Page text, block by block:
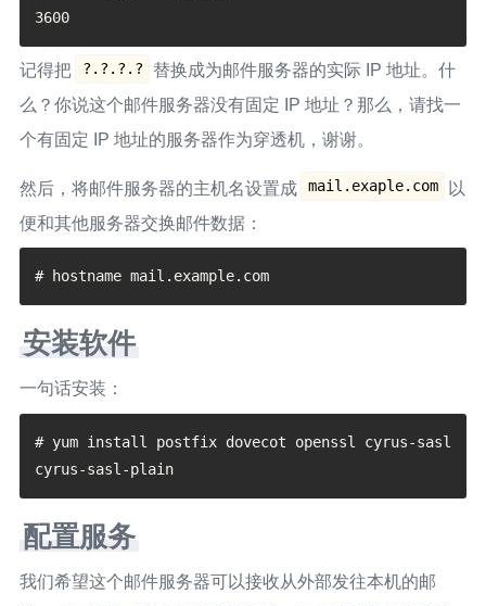
3600
记得把 ?.?.?.?
替换成为邮件服务器的实际 IP 地址。什
么？你说这个邮件服务器没有固定 IP 地址？那么，请找一
个有固定 IP 地址的服务器作为穿透机，谢谢。
然后，将邮件服务器的主机名设置成 mail.exaple.com
以
便和其他服务器交换邮件数据：
# hostname mail.example.com
安装软件
一句话安装：
# yum install postfix dovecot openssl cyrus-sasl
cyrus-sasl-plain
配置服务
我们希望这个邮件服务器可以接收从外部发往本机的邮